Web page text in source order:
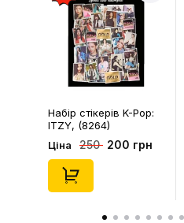
Набір стікерів K-Pop:
ITZY, (8264)
Ціна 250 200 грн